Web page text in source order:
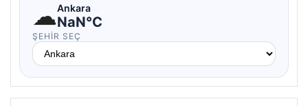
☁Ankara
NaN°C
ŞEHIR SEÇ